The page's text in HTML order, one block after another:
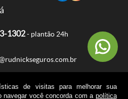
1302- plantão 24h
236, Sala 2
de visitas para melhorar sua
navegar você concorda com a política